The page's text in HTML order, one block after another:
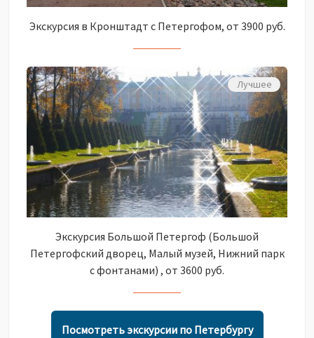
Экскурсия в Кронштадт с Петергофом, от 3900 руб.
Лучшее
Экскурсия Большой Петергоф (Большой
Петергофский дворец, Малый музей, Нижний парк
с фонтанами) , от 3600 руб.
Посмотреть экскурсии по Петербургу